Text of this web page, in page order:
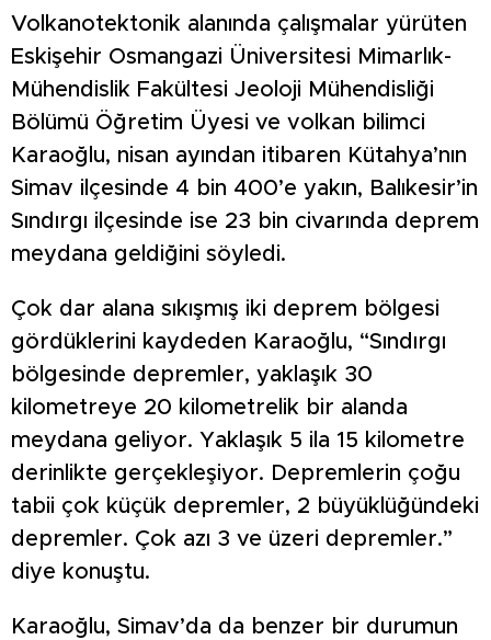
Volkanotektonik alanında çalışmalar yürüten
Eskişehir Osmangazi Üniversitesi Mimarlık-
Mühendislik Fakültesi Jeoloji Mühendisliği
Bölümü Öğretim Üyesi ve volkan bilimci
Karaoğlu, nisan ayından itibaren Kütahya’nın
Simav ilçesinde 4 bin 400’e yakın, Balıkesir’in
Sındırgı ilçesinde ise 23 bin civarında deprem
meydana geldiğini söyledi.
Çok dar alana sıkışmış iki deprem bölgesi
gördüklerini kaydeden Karaoğlu, “Sındırgı
bölgesinde depremler, yaklaşık 30
kilometreye 20 kilometrelik bir alanda
meydana geliyor. Yaklaşık 5 ila 15 kilometre
derinlikte gerçekleşiyor. Depremlerin çoğu
tabii çok küçük depremler, 2 büyüklüğündeki
depremler. Çok azı 3 ve üzeri depremler.”
diye konuştu.
Karaoğlu, Simav’da da benzer bir durumun